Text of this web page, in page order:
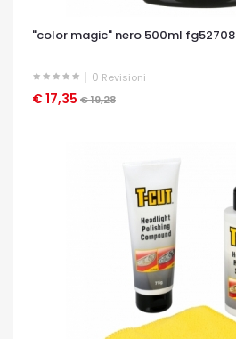
"color magic" nero 500ml fg52708
0 Revisioni
€ 17,35 € 19,28
OCCHIATA VELOCE